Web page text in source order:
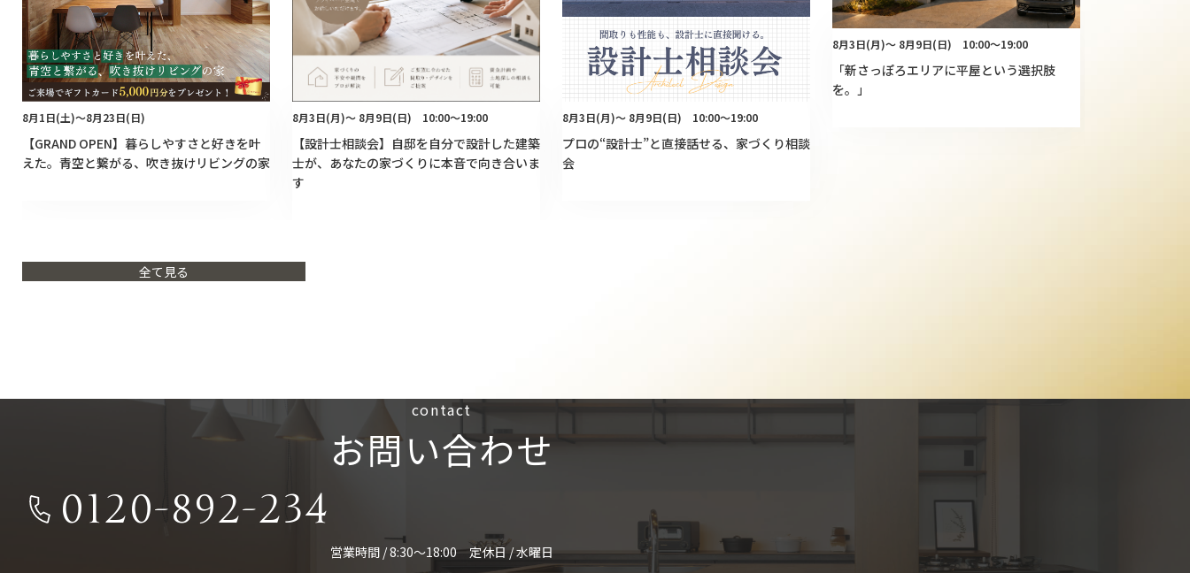
8月1日(土)～8月23日(日)
【GRAND OPEN】暮らしやすさと好きを叶
えた。青空と繋がる、吹き抜けリビングの家
8月3日(月)～ 8月9日(日) 10:00～19:00
【設計士相談会】自邸を自分で設計した建築
士が、あなたの家づくりに本音で向き合いま
す
8月3日(月)～ 8月9日(日) 10:00～19:00
プロの“設計士”と直接話せる、家づくり相談
会
8月3日(月)～ 8月9日(日) 10:00～19:00
「新さっぽろエリアに平屋という選択肢
を。」
全て見る
contact
お問い合わせ
0120-892-234
営業時間 / 8:30～18:00 定休日 / 水曜日